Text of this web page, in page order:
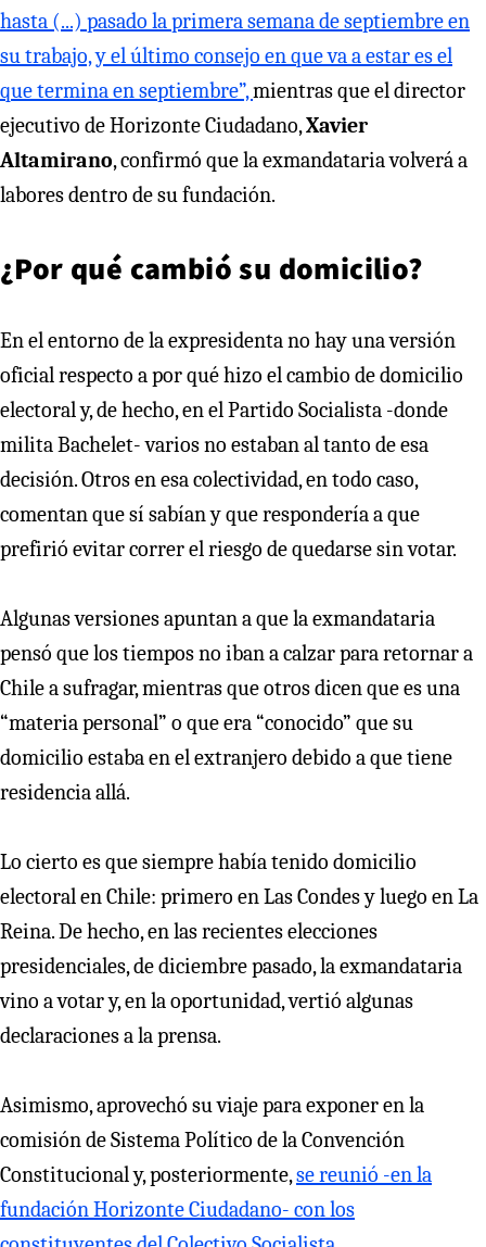
hasta (...) pasado la primera semana de septiembre en
su trabajo, y el último consejo en que va a estar es el
que termina en septiembre”,mientras que el director
ejecutivo de Horizonte Ciudadano,Xavier
Altamirano, confirmó que la exmandataria volverá a
labores dentro de su fundación.
¿Por qué cambió su domicilio?
En el entorno de la expresidenta no hay una versión
oficial respecto a por qué hizo el cambio de domicilio
electoral y, de hecho, en el Partido Socialista -donde
milita Bachelet- varios no estaban al tanto de esa
decisión. Otros en esa colectividad, en todo caso,
comentan que sí sabían y que respondería a que
prefirió evitar correr el riesgo de quedarse sin votar.
Algunas versiones apuntan a que la exmandataria
pensó que los tiempos no iban a calzar para retornar a
Chile a sufragar, mientras que otros dicen que es una
“materia personal” o que era “conocido” que su
domicilio estaba en el extranjero debido a que tiene
residencia allá.
Lo cierto es que siempre había tenido domicilio
electoral en Chile: primero en Las Condes y luego en La
Reina. De hecho, en las recientes elecciones
presidenciales, de diciembre pasado, la exmandataria
vino a votar y, en la oportunidad, vertió algunas
declaraciones a la prensa.
Asimismo, aprovechó su viaje para exponer en la
comisión de Sistema Político de la Convención
Constitucional y, posteriormente,se reunió -en la
fundación Horizonte Ciudadano- con los